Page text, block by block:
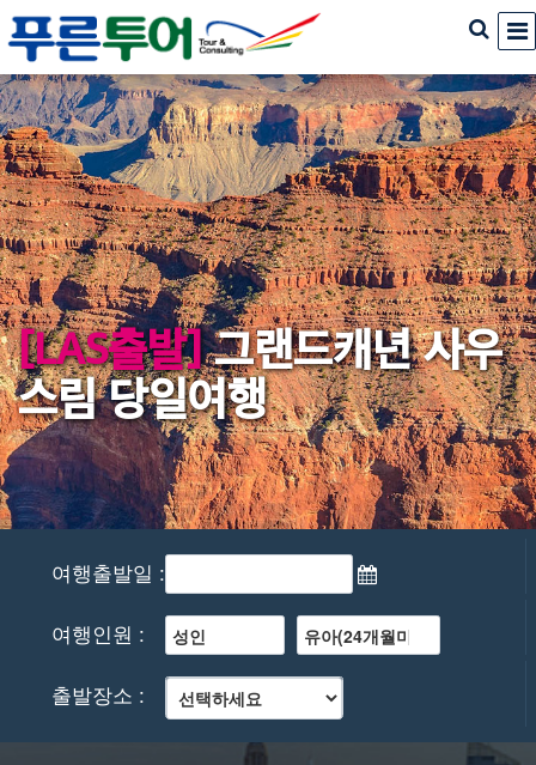
[LAS출발]그랜드캐년 사우
스림 당일여행
여행출발일 :
여행인원 :
출발장소 :